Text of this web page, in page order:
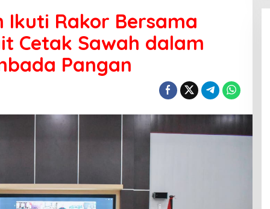
Rakor Bersama
Cetak Sawah dalam
Pangan